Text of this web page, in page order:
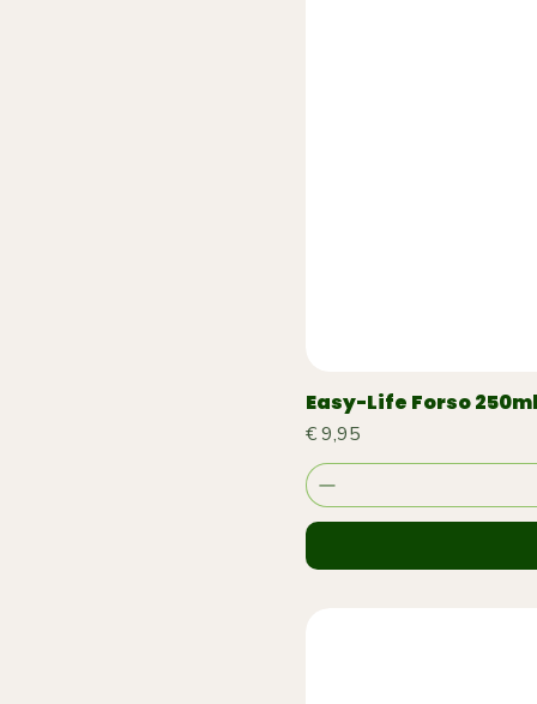
Easy-Life Forso
Prijs
€ 9,95